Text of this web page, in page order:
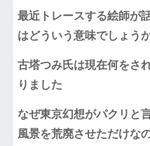
最近トレースする絵師が
はどういう意味でしょう
古塔つみ氏は現在何をさ
りました
なぜ東京幻想がパクリと
風景を荒廃させただけな